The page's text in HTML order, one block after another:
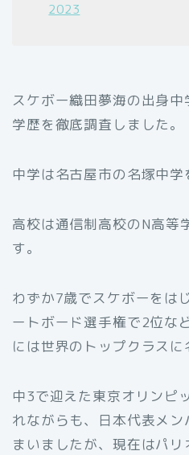
2023
スケボー織田夢海の出身
学歴を徹底調査しました。
中学は名古屋市の名塚中学
高校は通信制高校のN高等
す。
わずか7歳でスケボーをは
ートボード選手権で2位な
には世界のトップクラスに
中3で迎えた東京オリンピ
れながらも、日本代表メ
まいましたが、現在はパ